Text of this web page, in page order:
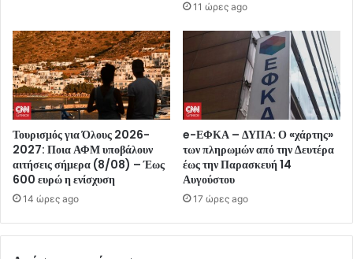
11 ώρες ago
Τουρισμός για Όλους 2026-
2027: Ποια ΑΦΜ υποβάλουν
αιτήσεις σήμερα (8/08) – Έως
600 ευρώ η ενίσχυση
14 ώρες ago
e-ΕΦΚΑ – ΔΥΠΑ: Ο «χάρτης»
των πληρωμών από την Δευτέρα
έως την Παρασκευή 14
Αυγούστου
17 ώρες ago